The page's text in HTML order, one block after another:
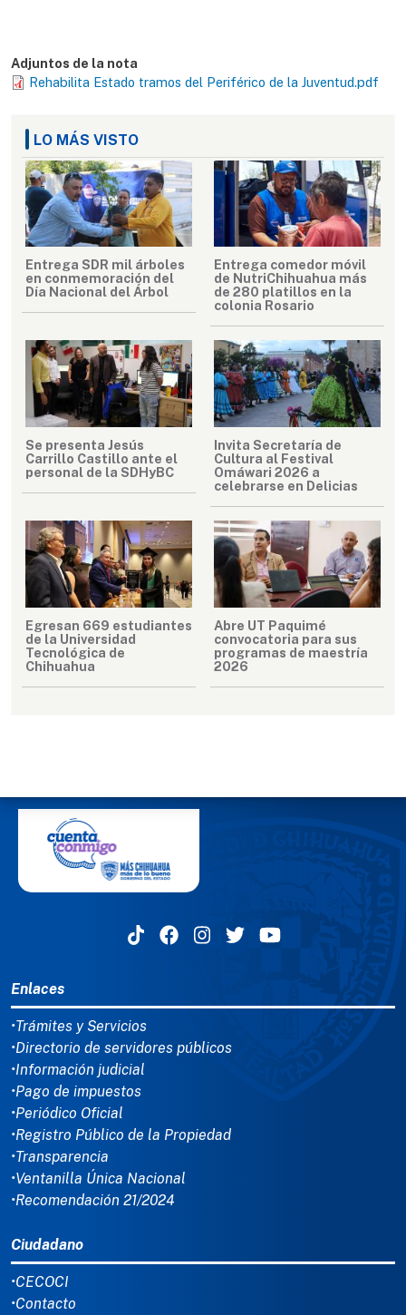
Adjuntos de la nota
Rehabilita Estado tramos del Periférico de la Juventud.pdf
LO MÁS VISTO
Entrega SDR mil árboles
en conmemoración del
Día Nacional del Árbol
Entrega comedor móvil
de NutriChihuahua más
de 280 platillos en la
colonia Rosario
Se presenta Jesús
Carrillo Castillo ante el
personal de la SDHyBC
Invita Secretaría de
Cultura al Festival
Omáwari 2026 a
celebrarse en Delicias
Egresan 669 estudiantes
de la Universidad
Tecnológica de
Chihuahua
Abre UT Paquimé
convocatoria para sus
programas de maestría
2026
Enlaces
•Trámites y Servicios
•Directorio de servidores públicos
•Información judicial
•Pago de impuestos
•Periódico Oficial
•Registro Público de la Propiedad
•Transparencia
•Ventanilla Única Nacional
•Recomendación 21/2024
Ciudadano
•CECOCI
•Contacto